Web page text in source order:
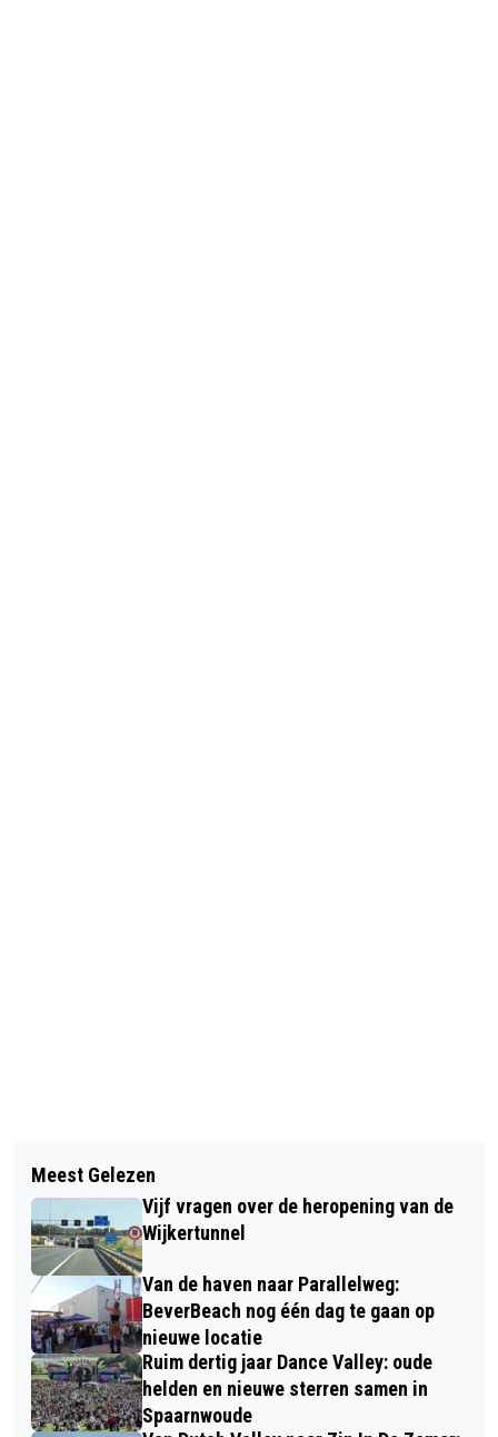
PROLONGATIE TITEL TATA STEEL
CHESS VOOR ANISH GIRI VERDER WEG
NA 7E REMISE
MAN IN VELSEN-NOORD BEDREIGD
DOOR MEERDERE PERSONEN,
MOGELIJK MET VUURWAPEN
Meest Gelezen
Vijf vragen over de heropening van de
Wijkertunnel
Van de haven naar Parallelweg:
BeverBeach nog één dag te gaan op
nieuwe locatie
Ruim dertig jaar Dance Valley: oude
helden en nieuwe sterren samen in
Spaarnwoude